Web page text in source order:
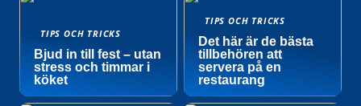
TIPS OCH TRICKS
Bjud in till fest – utan
stress och timmar i
köket
TIPS OCH TRICKS
Det här är de bästa
tillbehören att
servera på en
restaurang